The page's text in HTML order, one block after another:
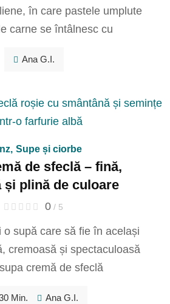
în care pastele umplute
carne se întâlnesc cu
Ana G.I.
, Supe și ciorbe
de sfeclă – fină,
și plină de culoare
0/ 5
o supă care să fie în același
cremoasă și spectaculoasă
cremă de sfeclă
Min. Ana G.I.